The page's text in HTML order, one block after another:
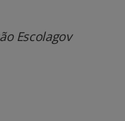
Escolagov